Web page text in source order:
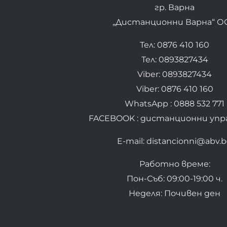
гр. Варна
„Дистанционни Варна“
Тел: 0876 410 160
Тел: 0893827434
Viber: 0893827434
Viber: 0876 410 160
WhatsApp : 0888 532 771
FACEBOOK : дистанционни
E-mail:
Работно време:
Пон-Съб: 09:00-19:00 ч.
Неделя: Почивен ден